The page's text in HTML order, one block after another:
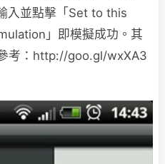
入並點擊「Set to this
」即模擬成功。其
考：http://goo.gl/wxXA3